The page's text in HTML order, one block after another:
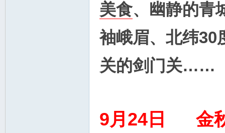
美食、幽静的青
袖峨眉、北纬30
关的剑门关……
9月24日 金秋